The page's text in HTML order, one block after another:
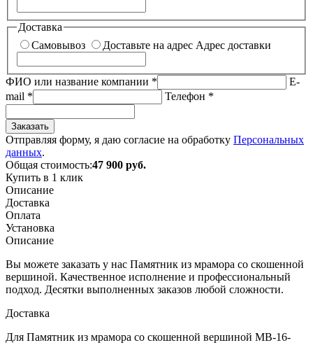
Доставка
Самовывоз
Доставьте на адрес Адрес доставки
ФИО или название компании *
E-
mail * Телефон *
Заказать
Отправляя форму, я даю согласие на обработку Персональных
данных.
Общая стоимость:47 900 руб.
Купить в 1 клик
Описание
Доставка
Оплата
Установка
Описание
Вы можете заказать у нас Памятник из мрамора со скошенной
вершиной. Качественное исполнение и профессиональный
подход. Десятки выполненных заказов любой сложности.
Доставка
Для Памятник из мрамора со скошенной вершиной МВ-16-